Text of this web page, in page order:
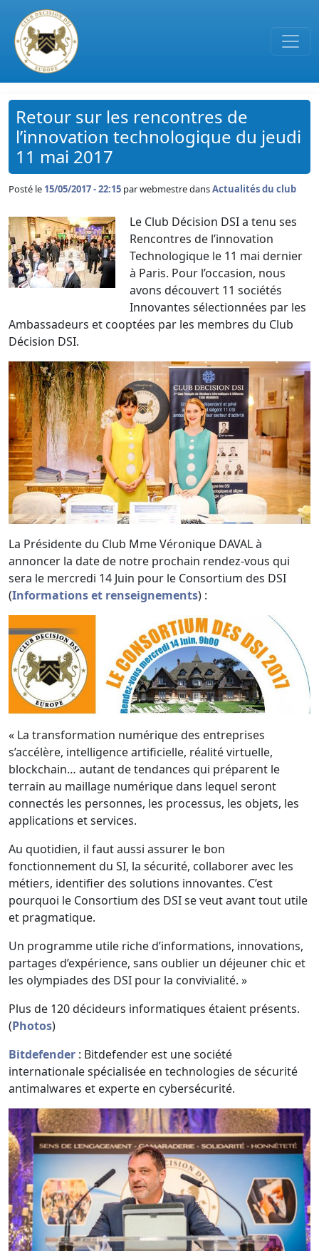
Passer au contenu principal
Retour sur les rencontres de
l’innovation technologique du jeudi
11 mai 2017
Posté le 15/05/2017 - 22:15 parwebmestre dansActualités du club
Le Club Décision DSI a tenu ses
Rencontres de l’innovation
Technologique le 11 mai dernier
à Paris. Pour l’occasion, nous
avons découvert 11 sociétés
Innovantes sélectionnées par les
Ambassadeurs et cooptées par les membres du Club
Décision DSI.
La Présidente du Club Mme Véronique DAVAL à
annoncer la date de notre prochain rendez-vous qui
sera le mercredi 14 Juin pour le Consortium des DSI
(Informations et renseignements) :
« La transformation numérique des entreprises
s’accélère, intelligence artificielle, réalité virtuelle,
blockchain… autant de tendances qui préparent le
terrain au maillage numérique dans lequel seront
connectés les personnes, les processus, les objets, les
applications et services.
Au quotidien, il faut aussi assurer le bon
fonctionnement du SI, la sécurité, collaborer avec les
métiers, identifier des solutions innovantes. C’est
pourquoi le Consortium des DSI se veut avant tout utile
et pragmatique.
Un programme utile riche d’informations, innovations,
partages d’expérience, sans oublier un déjeuner chic et
les olympiades des DSI pour la convivialité. »
Plus de 120 décideurs informatiques étaient présents.
(Photos)
Bitdefender : Bitdefender est une société
internationale spécialisée en technologies de sécurité
antimalwares et experte en cybersécurité.